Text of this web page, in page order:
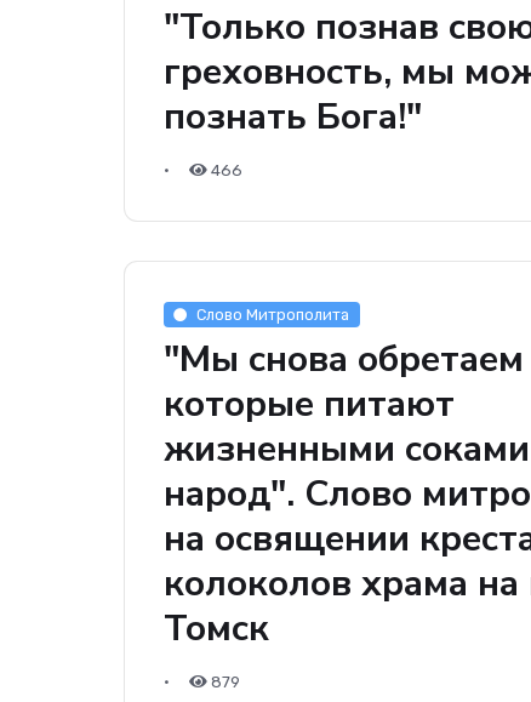
"Только познав
греховность, мы
познать Бога!"
• 466
Слово Митрополита
"Мы снова
которые питают
жизненными
народ". Слово
на освящении
колоколов храма на
Томск
• 879